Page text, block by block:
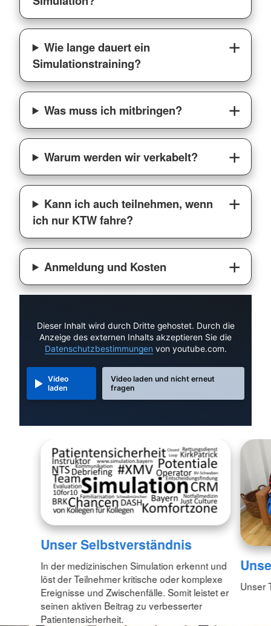
Wie lange dauert ein
Simulationstraining?
Was muss ich mitbringen?
Warum werden wir verkabelt?
Kann ich auch teilnehmen, wenn
ich nur KTW fahre?
Anmeldung und Kosten
Dieser Inhalt wird durch Dritte gehostet. Durch die
Anzeige des externen Inhalts akzeptieren Sie die
Datenschutzbestimmungen von youtube.com.
Video
laden
Video laden und nicht erneut
fragen
Unser Selbstverständnis
In der medizinischen Simulation erkennt und
löst der Teilnehmer kritische oder komplexe
Ereignisse und Zwischenfälle. Somit leistet er
seinen aktiven Beitrag zu verbesserter
Patientensicherheit.
Unser